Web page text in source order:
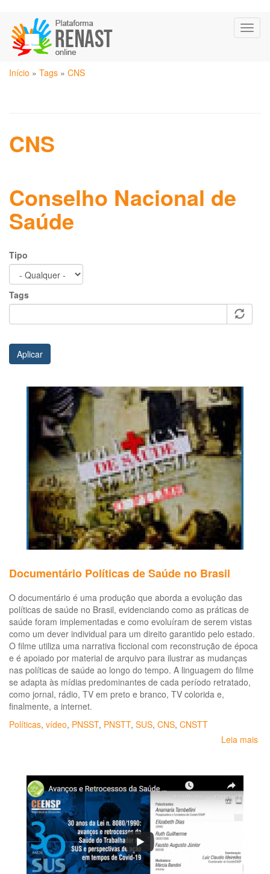
para
conteúdo
principal
Você
Início » Tags » CNS
CNS
Conselho Nacional de
Saúde
Tipo
Tags
Aplicar
Documentário Políticas de Saúde no Brasil
O documentário é uma produção que aborda a evolução das
políticas de saúde no Brasil, evidenciando como as práticas de
saúde foram implementadas e como evoluíram de serem vistas
como um dever individual para um direito garantido pelo estado.
O filme utiliza uma narrativa ficcional com reconstrução de época
e é apoiado por material de arquivo para ilustrar as mudanças
nas políticas de saúde ao longo do tempo. A linguagem do filme
se adapta às mídias predominantes de cada período retratado,
como jornal, rádio, TV em preto e branco, TV colorida e,
finalmente, a internet.
Políticas, vídeo, PNSST, PNSTT, SUS, CNS, CNSTT
Leia mais